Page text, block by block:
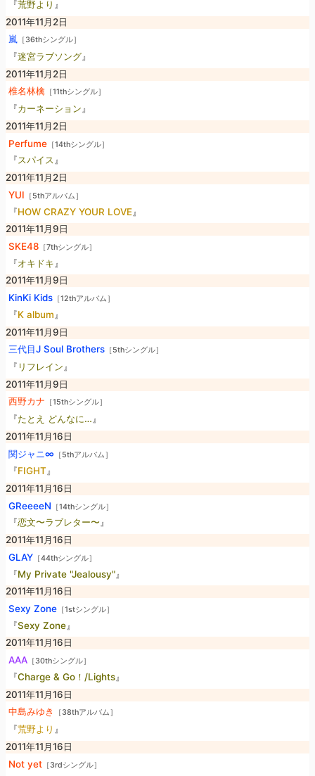
『荒野より 』
2011年11月2日
嵐 ［36thシングル］
『迷宮ラブソング』
2011年11月2日
椎名林檎 ［11thシングル］
『カーネーション 』
2011年11月2日
Perfume ［14thシングル］
『スパイス』
2011年11月2日
YUI
［5thアルバム］
『HOW CRAZY YOUR LOVE』
2011年11月9日
SKE48 ［7thシングル］
『オキドキ 』
2011年11月9日
KinKi Kids ［12thアルバム］
『K album 』
2011年11月9日
三代目J Soul Brothers ［5thシングル］
『 リフレイン 』
2011年11月9日
西野カナ
［15thシングル］
『たとえ どんなに… 』
2011年11月16日
関ジャニ∞
［5thアルバム］
『FIGHT』
2011年11月16日
GReeeeN
［14thシングル］
『恋文〜ラブレター〜』
2011年11月16日
GLAY ［44thシングル］
『My Private "Jealousy"』
2011年11月16日
Sexy Zone ［1stシングル］
『Sexy Zone』
2011年11月16日
AAA ［30thシングル］
『Charge & Go！/Lights』
2011年11月16日
中島みゆき
［38thアルバム］
『荒野より 』
2011年11月16日
Not yet ［3rdシングル］